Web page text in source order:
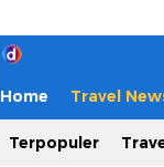
Home Travel
Terpopuler